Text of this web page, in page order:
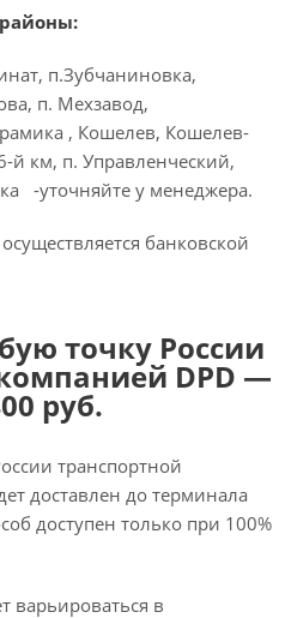
п.Зубчаниновка,
п. Мехзавод,
, Кошелев, Кошелев-
й км, п. Управленческий,
-уточняйте у менеджера.
банковской
точку России
DPD —
руб.
транспортной
доставлен до терминала
доступен только при 100%
варьироваться в